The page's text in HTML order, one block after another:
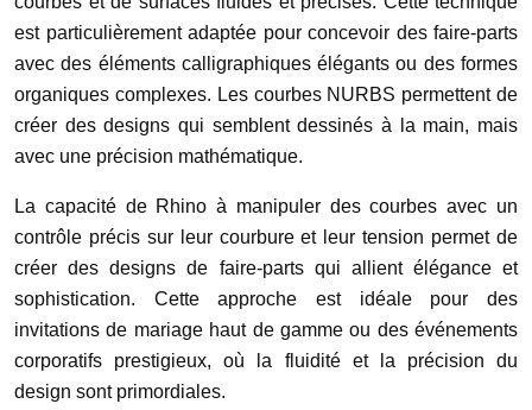
est particulièrement adaptée pour concevoir des faire-parts
avec des éléments calligraphiques élégants ou des formes
organiques complexes. Les courbes NURBS permettent de
créer des designs qui semblent dessinés à la main, mais
avec une précision mathématique.
La capacité de Rhino à manipuler des courbes avec un
contrôle précis sur leur courbure et leur tension permet de
créer des designs de faire-parts qui allient élégance et
sophistication. Cette approche est idéale pour des
invitations de mariage haut de gamme ou des événements
corporatifs prestigieux, où la fluidité et la précision du
design sont primordiales.